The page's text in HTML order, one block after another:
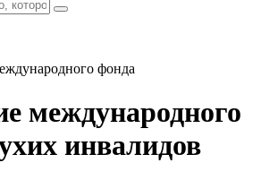
фонда
международного
инвалидов